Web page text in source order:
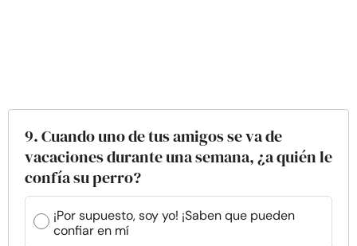
9. Cuando uno de tus amigos se va de
vacaciones durante una semana, ¿a quién le
confía su perro?
¡Por supuesto, soy yo! ¡Saben que pueden
confiar en mí